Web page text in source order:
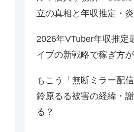
立の真相と年収推定・
2026年VTuber年収推定
イブの新戦略で稼ぎ方
もこう「無断ミラー配
鈴原るる被害の経緯・
る？